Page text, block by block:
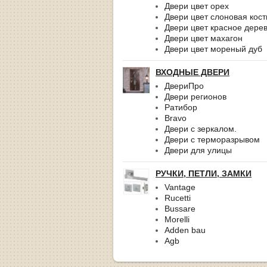
Двери цвет орех
Двери цвет слоновая
Двери цвет красное
Двери цвет махагон
Двери цвет мореный дуб
ВХОДНЫЕ ДВЕРИ
ДвериПро
Двери регионов
Ратибор
Bravo
Двери с зеркалом.
Двери с терморазрывом
Двери для улицы
РУЧКИ, ПЕТЛИ, ЗАМКИ
Vantage
Rucetti
Bussare
Morelli
Adden bau
Agb